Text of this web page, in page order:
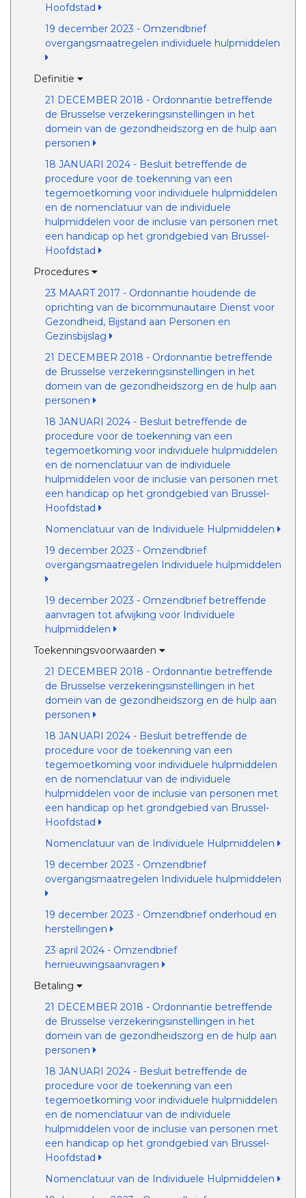
Hoofdstad
19 december 2023 - Omzendbrief
overgangsmaatregelen individuele hulpmiddelen
Definitie
21 DECEMBER 2018 - Ordonnantie betreffende
de Brusselse verzekeringsinstellingen in het
domein van de gezondheidszorg en de hulp aan
personen
18 JANUARI 2024 - Besluit betreffende de
procedure voor de toekenning van een
tegemoetkoming voor individuele hulpmiddelen
en de nomenclatuur van de individuele
hulpmiddelen voor de inclusie van personen met
een handicap op het grondgebied van Brussel-
Hoofdstad
Procedures
23 MAART 2017 - Ordonnantie houdende de
oprichting van de bicommunautaire Dienst voor
Gezondheid, Bijstand aan Personen en
Gezinsbijslag
21 DECEMBER 2018 - Ordonnantie betreffende
de Brusselse verzekeringsinstellingen in het
domein van de gezondheidszorg en de hulp aan
personen
18 JANUARI 2024 - Besluit betreffende de
procedure voor de toekenning van een
tegemoetkoming voor individuele hulpmiddelen
en de nomenclatuur van de individuele
hulpmiddelen voor de inclusie van personen met
een handicap op het grondgebied van Brussel-
Hoofdstad
Nomenclatuur van de Individuele Hulpmiddelen
19 december 2023 - Omzendbrief
overgangsmaatregelen Individuele hulpmiddelen
19 december 2023 - Omzendbrief betreffende
aanvragen tot afwijking voor Individuele
hulpmiddelen
Toekenningsvoorwaarden
21 DECEMBER 2018 - Ordonnantie betreffende
de Brusselse verzekeringsinstellingen in het
domein van de gezondheidszorg en de hulp aan
personen
18 JANUARI 2024 - Besluit betreffende de
procedure voor de toekenning van een
tegemoetkoming voor individuele hulpmiddelen
en de nomenclatuur van de individuele
hulpmiddelen voor de inclusie van personen met
een handicap op het grondgebied van Brussel-
Hoofdstad
Nomenclatuur van de Individuele Hulpmiddelen
19 december 2023 - Omzendbrief
overgangsmaatregelen Individuele hulpmiddelen
19 december 2023 - Omzendbrief onderhoud en
herstellingen
23 april 2024 - Omzendbrief
hernieuwingsaanvragen
Betaling
21 DECEMBER 2018 - Ordonnantie betreffende
de Brusselse verzekeringsinstellingen in het
domein van de gezondheidszorg en de hulp aan
personen
18 JANUARI 2024 - Besluit betreffende de
procedure voor de toekenning van een
tegemoetkoming voor individuele hulpmiddelen
en de nomenclatuur van de individuele
hulpmiddelen voor de inclusie van personen met
een handicap op het grondgebied van Brussel-
Hoofdstad
Nomenclatuur van de Individuele Hulpmiddelen